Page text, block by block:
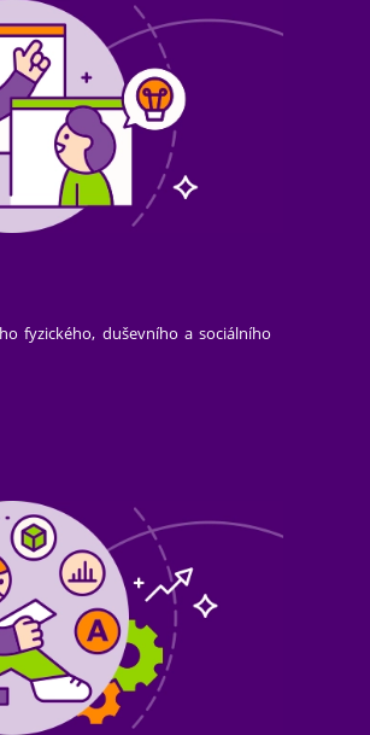
fyzického, duševního a sociálního